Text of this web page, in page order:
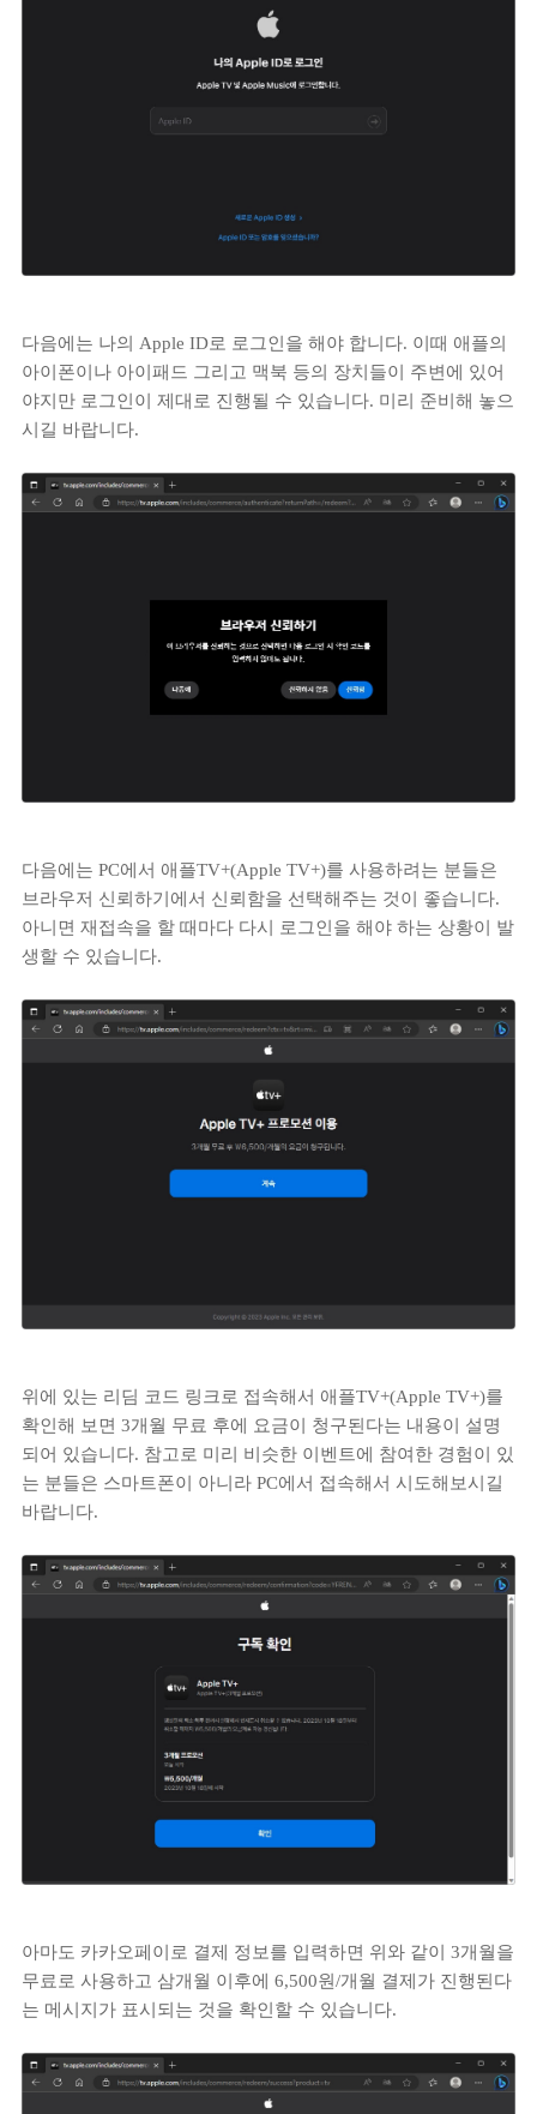
다음에는 나의 Apple ID로 로그인을 해야 합니다. 이때 애플의
아이폰이나 아이패드 그리고 맥북 등의 장치들이 주변에 있어
야지만 로그인이 제대로 진행될 수 있습니다. 미리 준비해 놓으
시길 바랍니다.
다음에는 PC에서 애플TV+(Apple TV+)를 사용하려는 분들은
브라우저 신뢰하기에서 신뢰함을 선택해주는 것이 좋습니다.
아니면 재접속을 할 때마다 다시 로그인을 해야 하는 상황이 발
생할 수 있습니다.
위에 있는 리딤 코드 링크로 접속해서 애플TV+(Apple TV+)를
확인해 보면 3개월 무료 후에 요금이 청구된다는 내용이 설명
되어 있습니다. 참고로 미리 비슷한 이벤트에 참여한 경험이 있
는 분들은 스마트폰이 아니라 PC에서 접속해서 시도해보시길
바랍니다.
아마도 카카오페이로 결제 정보를 입력하면 위와 같이 3개월을
무료로 사용하고 삼개월 이후에 6,500원/개월 결제가 진행된다
는 메시지가 표시되는 것을 확인할 수 있습니다.